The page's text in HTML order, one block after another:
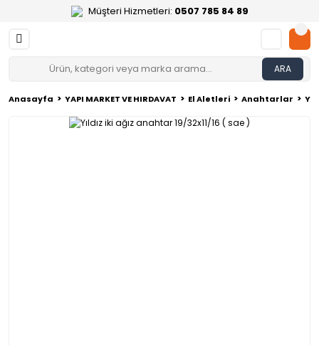
Müşteri Hizmetleri: 0507 785 84 89
ARA
Anasayfa YAPI MARKET VE HIRDAVAT El Aletleri Anahtarlar